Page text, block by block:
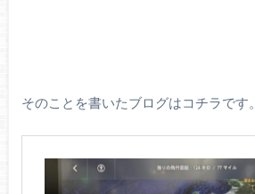
そのことを書いたブログはコチラです。